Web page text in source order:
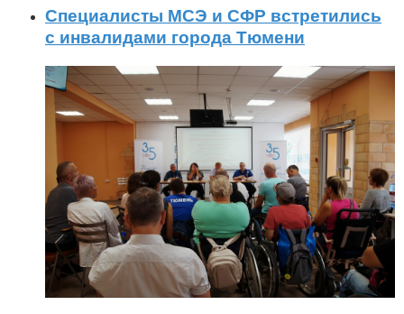
Специалисты МСЭ и СФР встретились
с инвалидами города Тюмени